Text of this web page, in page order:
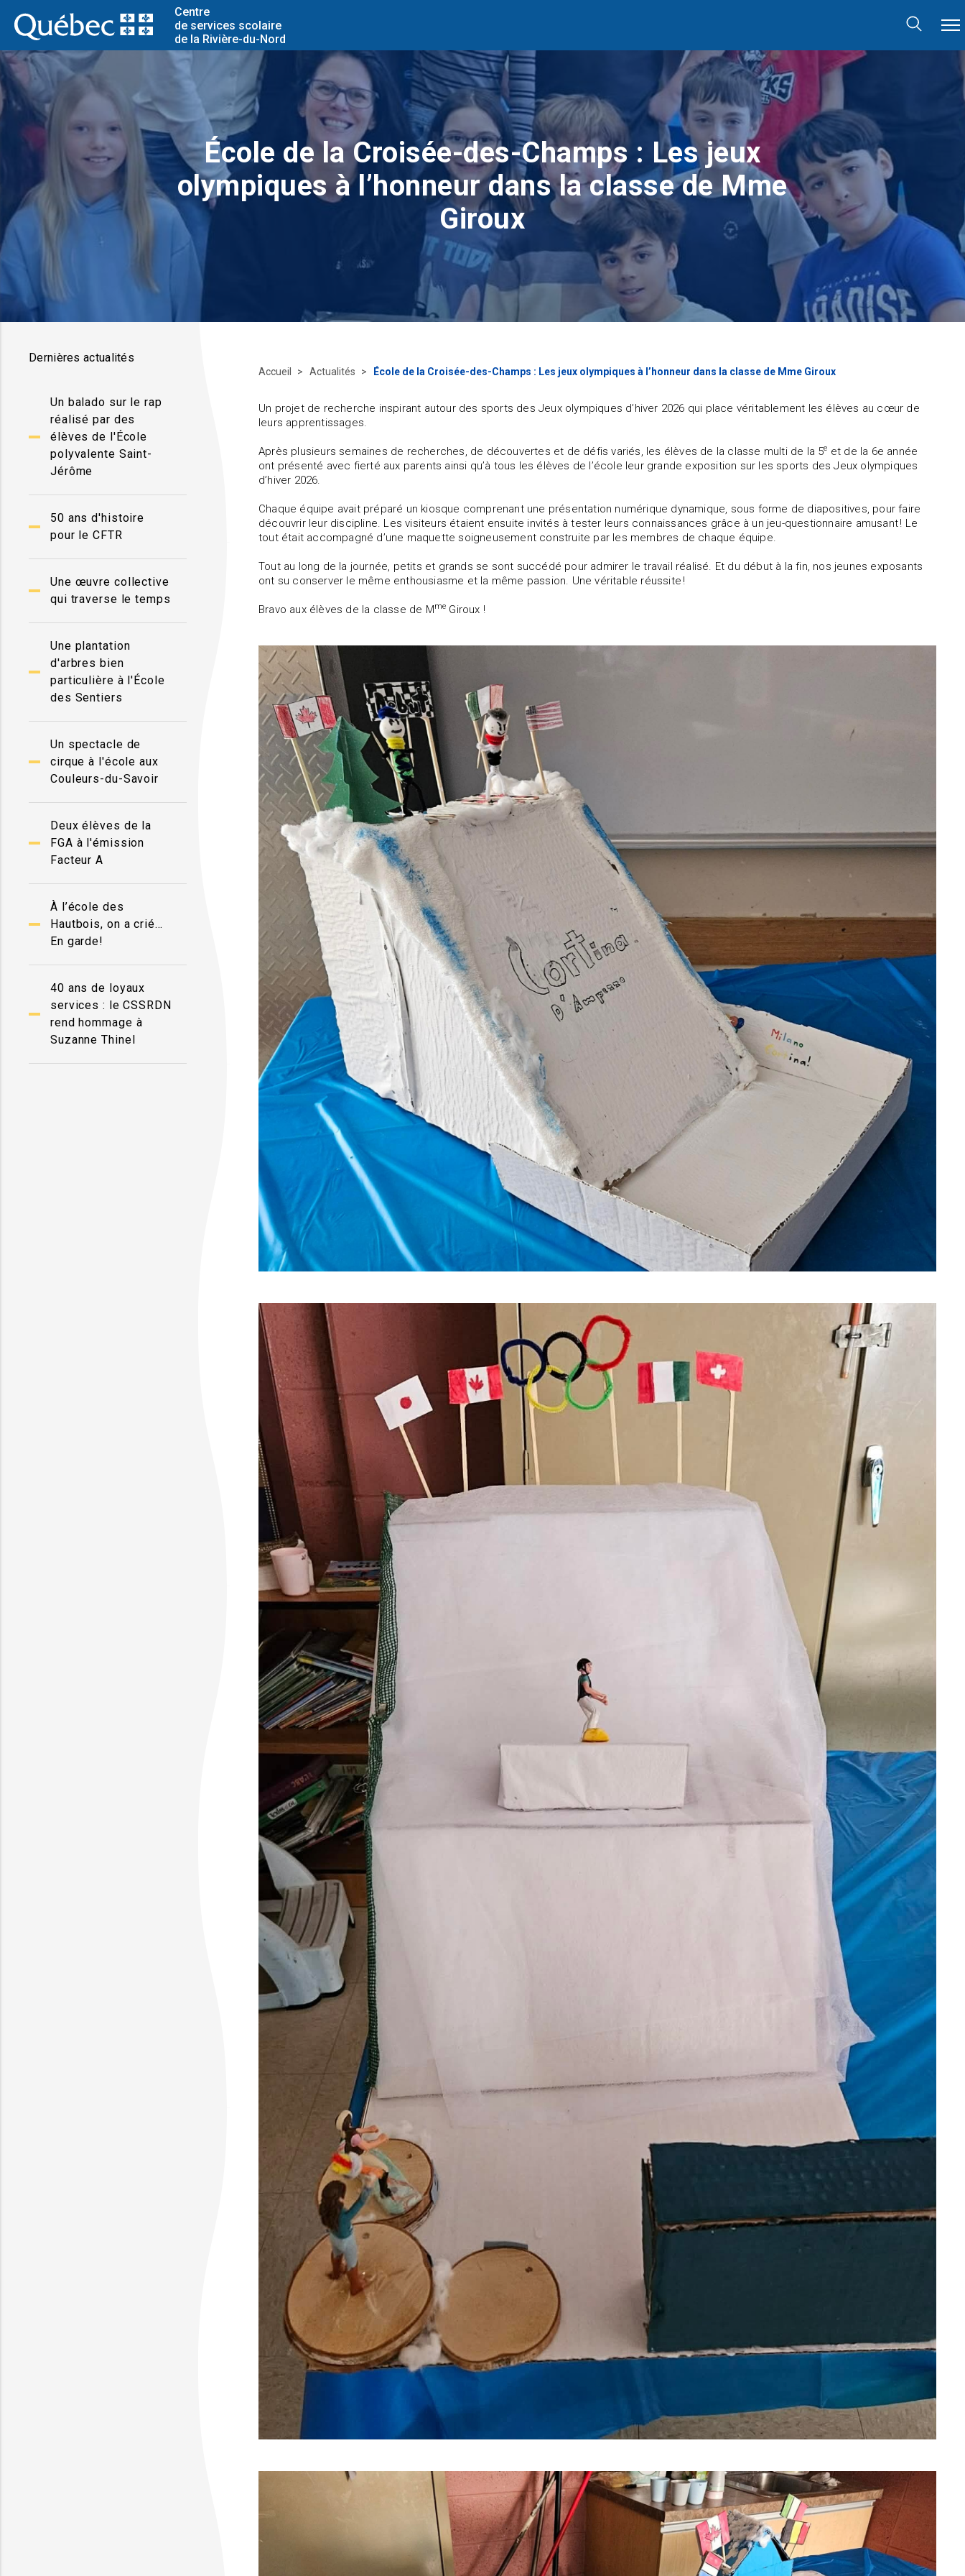
Centre
de services scolaire
de la Rivière-du-Nord
École de la Croisée-des-Champs : Les jeux
olympiques à l’honneur dans la classe de Mme
Giroux
Dernières actualités
Un balado sur le rap
réalisé par des
élèves de l'École
polyvalente Saint-
Jérôme
50 ans d'histoire
pour le CFTR
Une œuvre collective
qui traverse le temps
Une plantation
d'arbres bien
particulière à l'École
des Sentiers
Un spectacle de
cirque à l'école aux
Couleurs-du-Savoir
Deux élèves de la
FGA à l'émission
Facteur A
À l’école des
Hautbois, on a crié…
En garde!
40 ans de loyaux
services : le CSSRDN
rend hommage à
Suzanne Thinel
Accueil Actualités École de la Croisée-des-Champs : Les jeux olympiques à l’honneur dans la classe de Mme Giroux
Un projet de recherche inspirant autour des sports des Jeux olympiques d’hiver 2026 qui place véritablement les élèves au cœur de
leurs apprentissages.
Après plusieurs semaines de recherches, de découvertes et de défis variés, les élèves de la classe multi de la 5e et de la 6e année
ont présenté avec fierté aux parents ainsi qu’à tous les élèves de l’école leur grande exposition sur les sports des Jeux olympiques
d’hiver 2026.
Chaque équipe avait préparé un kiosque comprenant une présentation numérique dynamique, sous forme de diapositives, pour faire
découvrir leur discipline. Les visiteurs étaient ensuite invités à tester leurs connaissances grâce à un jeu-questionnaire amusant ! Le
tout était accompagné d’une maquette soigneusement construite par les membres de chaque équipe.
Tout au long de la journée, petits et grands se sont succédé pour admirer le travail réalisé. Et du début à la fin, nos jeunes exposants
ont su conserver le même enthousiasme et la même passion. Une véritable réussite !
Bravo aux élèves de la classe de Mme Giroux !